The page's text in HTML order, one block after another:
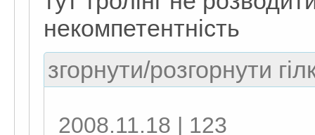
некомпетентність
згорнути/розгорнути
2008.11.18 | 123